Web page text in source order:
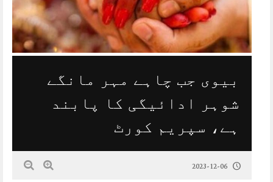
بیوی جب چاہے مہر مانگے
شوہر ادائیگی کا پابند
ہے، سپریم کورٹ
2023-12-06